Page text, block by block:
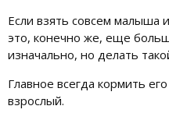
Если взять совсем малыша
это, конечно же, еще
изначально, но делать
Главное всегда кормить
взрослый.